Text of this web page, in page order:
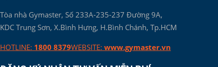
Tòa nhà Gymaster, Số 233A-235-237 Đường 9A,
KDC Trung Sơn, X.Bình Hưng, H.Bình Chánh, Tp.HCM
HOTLINE: 1800 8379WEBSITE: www.gymaster.vn